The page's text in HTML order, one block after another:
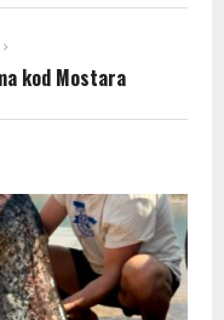
kod Mostara